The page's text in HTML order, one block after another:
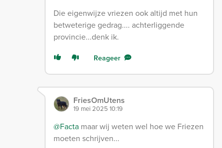
Die eigenwijze vriezen ook altijd met hun
betweterige gedrag.... achterliggende
provincie...denk ik.
Reageer
FriesOmUtens
19 mei 2025 10:19
@Facta maar wij weten wel hoe we Friezen
moeten schrijven...